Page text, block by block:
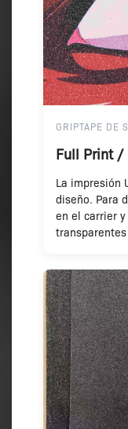
GRIPTAPE DE
Full Print /
La impresión
diseño. Para
en el carrier